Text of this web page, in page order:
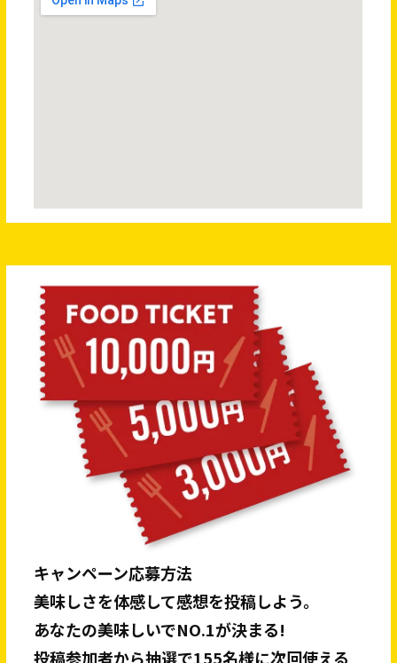
キャンペーン応募方法
美味しさを体感して感想を投稿しよう。
あなたの美味しいでNO.1が決まる!
投稿参加者から抽選で155名様に次回使える